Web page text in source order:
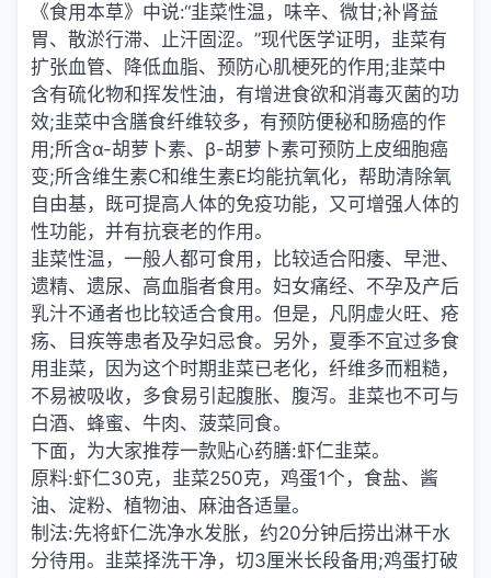
《食用本草》中说:“韭菜性温，味辛、微甘;补肾益
胃、散淤行滞、止汗固涩。”现代医学证明，韭菜有
扩张血管、降低血脂、预防心肌梗死的作用;韭菜中
含有硫化物和挥发性油，有增进食欲和消毒灭菌的功
效;韭菜中含膳食纤维较多，有预防便秘和肠癌的作
用;所含α-胡萝卜素、β-胡萝卜素可预防上皮细胞癌
变;所含维生素C和维生素E均能抗氧化，帮助清除氧
自由基，既可提高人体的免疫功能，又可增强人体的
性功能，并有抗衰老的作用。
韭菜性温，一般人都可食用，比较适合阳痿、早泄、
遗精、遗尿、高血脂者食用。妇女痛经、不孕及产后
乳汁不通者也比较适合食用。但是，凡阴虚火旺、疮
疡、目疾等患者及孕妇忌食。另外，夏季不宜过多食
用韭菜，因为这个时期韭菜已老化，纤维多而粗糙，
不易被吸收，多食易引起腹胀、腹泻。韭菜也不可与
白酒、蜂蜜、牛肉、菠菜同食。
下面，为大家推荐一款贴心药膳:虾仁韭菜。
原料:虾仁30克，韭菜250克，鸡蛋1个，食盐、酱
油、淀粉、植物油、麻油各适量。
制法:先将虾仁洗净水发胀，约20分钟后捞出淋干水
分待用。韭菜择洗干净，切3厘米长段备用;鸡蛋打破